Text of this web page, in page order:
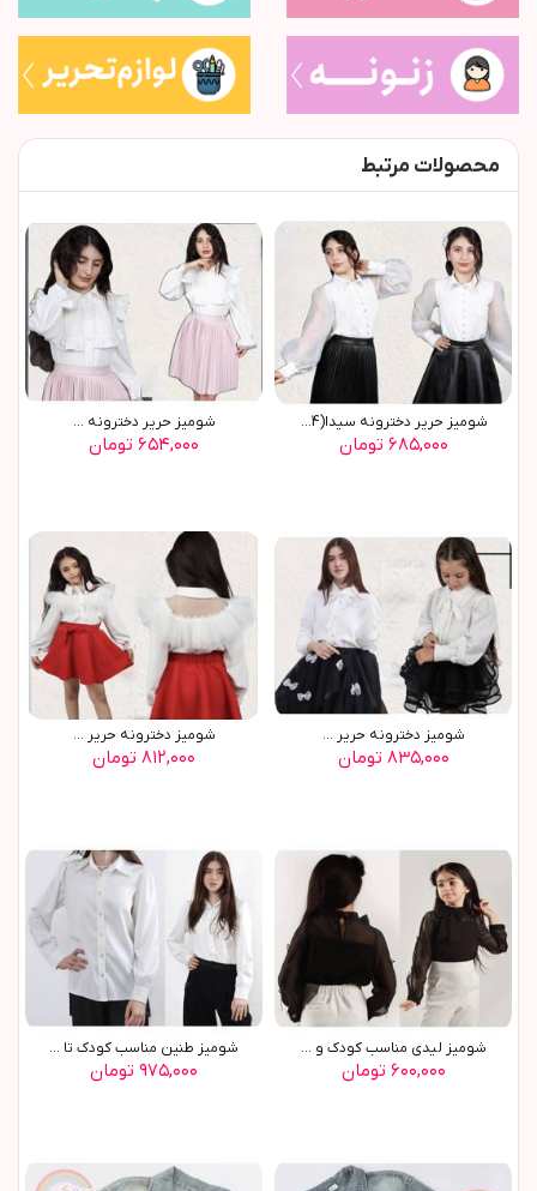
محصولات مرتبط
شوميز حرير دخترونه سيدا(9654)
۶۸۵,۰۰۰ تومان
شوميز حرير دخترونه ...
۶۵۴,۰۰۰ تومان
شوميز دخترونه حرير ...
۸۳۵,۰۰۰ تومان
شوميز دخترونه حرير ...
۸۱۲,۰۰۰ تومان
شوميز ليدي مناسب کودک و ...
۶۰۰,۰۰۰ تومان
شوميز طنين مناسب کودک تا ...
۹۷۵,۰۰۰ تومان